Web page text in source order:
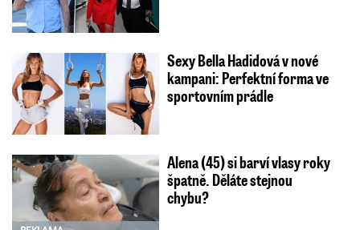
Sexy Bella Hadidová v nové
kampani: Perfektní forma ve
sportovním prádle
Alena (45) si barví vlasy roky
špatně. Děláte stejnou
chybu?